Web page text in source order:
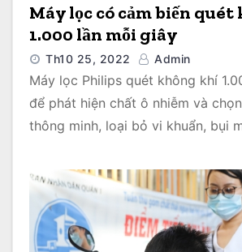
Máy lọc có cảm biến
1.000 lần mỗi giây
Th10 25, 2022 Admin
Máy lọc Philips quét không khí
để phát hiện chất ô nhiễm và
thông minh, loại bỏ vi khuẩn, bụi